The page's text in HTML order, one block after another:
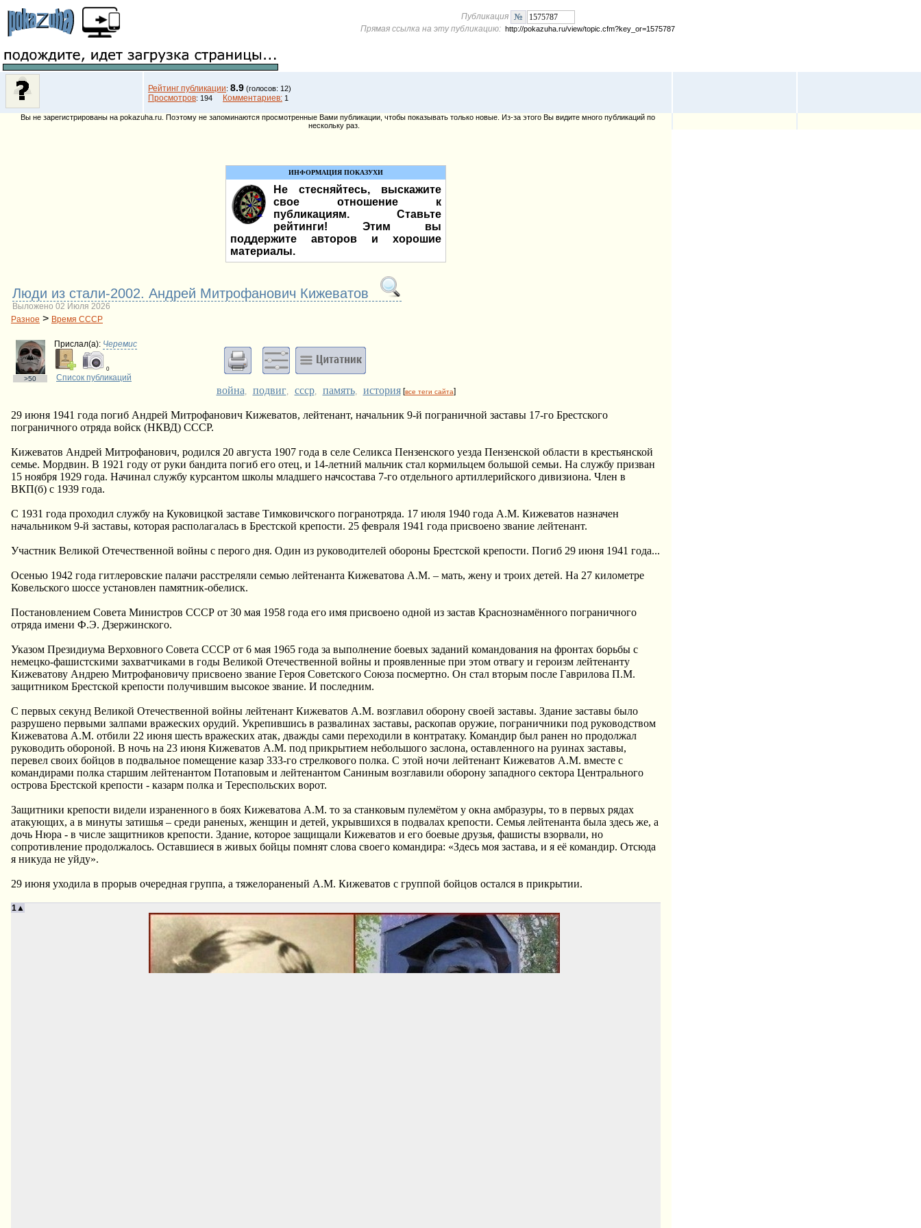
Публикация
Прямая ссылка на эту публикацию: http://pokazuha.ru/view/topic.cfm?key_or=1575787
Рейтинг публикации: 8.9 (голосов: 12)
Просмотров: 194 Комментариев: 1
Вы не зарегистрированы на pokazuha.ru. Поэтому не запоминаются просмотренные Вами публикации, чтобы показывать только новые. Из-за этого Вы видите много публикаций по
нескольку раз.
ИНФОРМАЦИЯ ПОКАЗУХИ
Не стесняйтесь, выскажите
свое отношение к
публикациям. Ставьте
рейтинги! Этим вы
поддержите авторов и хорошие
материалы.
Люди из стали-2002. Андрей Митрофанович Кижеватов
Выложено 02 Июля 2026
Разное > Время СССР
>50
Прислал(a): Черемис
0
Список публикаций
война, подвиг, ссср, память, история[все теги сайта]
29 июня 1941 года погиб Андрей Митрофанович Кижеватов, лейтенант, начальник 9-й пограничной заставы 17-го Брестского
пограничного отряда войск (НКВД) СССР.
Кижеватов Андрей Митрофанович, родился 20 августа 1907 года в селе Селикса Пензенского уезда Пензенской области в крестьянской
семье. Мордвин. В 1921 году от руки бандита погиб его отец, и 14-летний мальчик стал кормильцем большой семьи. На службу призван
15 ноября 1929 года. Начинал службу курсантом школы младшего начсостава 7-го отдельного артиллерийского дивизиона. Член в
ВКП(б) с 1939 года.
С 1931 года проходил службу на Куковицкой заставе Тимковичского погранотряда. 17 июля 1940 года А.М. Кижеватов назначен
начальником 9-й заставы, которая располагалась в Брестской крепости. 25 февраля 1941 года присвоено звание лейтенант.
Участник Великой Отечественной войны с перого дня. Один из руководителей обороны Брестской крепости. Погиб 29 июня 1941 года...
Осенью 1942 года гитлеровские палачи расстреляли семью лейтенанта Кижеватова А.М. – мать, жену и троих детей. На 27 километре
Ковельского шоссе установлен памятник-обелиск.
Постановлением Совета Министров СССР от 30 мая 1958 года его имя присвоено одной из застав Краснознамённого пограничного
отряда имени Ф.Э. Дзержинского.
Указом Президиума Верховного Совета СССР от 6 мая 1965 года за выполнение боевых заданий командования на фронтах борьбы с
немецко-фашистскими захватчиками в годы Великой Отечественной войны и проявленные при этом отвагу и героизм лейтенанту
Кижеватову Андрею Митрофановичу присвоено звание Героя Советского Союза посмертно. Он стал вторым после Гаврилова П.М.
защитником Брестской крепости получившим высокое звание. И последним.
C первых секунд Великой Отечественной войны лейтенант Кижеватов А.М. возглавил оборону своей заставы. Здание заставы было
разрушено первыми залпами вражеских орудий. Укрепившись в развалинах заставы, раскопав оружие, пограничники под руководством
Кижеватова А.М. отбили 22 июня шесть вражеских атак, дважды сами переходили в контратаку. Командир был ранен но продолжал
руководить обороной. В ночь на 23 июня Кижеватов А.М. под прикрытием небольшого заслона, оставленного на руинах заставы,
перевел своих бойцов в подвальное помещение казар 333-го стрелкового полка. С этой ночи лейтенант Кижеватов А.М. вместе с
командирами полка старшим лейтенантом Потаповым и лейтенантом Саниным возглавили оборону западного сектора Центрального
острова Брестской крепости - казарм полка и Тереспольских ворот.
Защитники крепости видели израненного в боях Кижеватова А.М. то за станковым пулемётом у окна амбразуры, то в первых рядах
атакующих, а в минуты затишья – среди раненых, женщин и детей, укрывшихся в подвалах крепости. Семья лейтенанта была здесь же, а
дочь Нюра - в числе защитников крепости. Здание, которое защищали Кижеватов и его боевые друзья, фашисты взорвали, но
сопротивление продолжалось. Оставшиеся в живых бойцы помнят слова своего командира: «Здесь моя застава, и я её командир. Отсюда
я никуда не уйду».
29 июня уходила в прорыв очередная группа, а тяжелораненый А.М. Кижеватов с группой бойцов остался в прикрытии.
1▲